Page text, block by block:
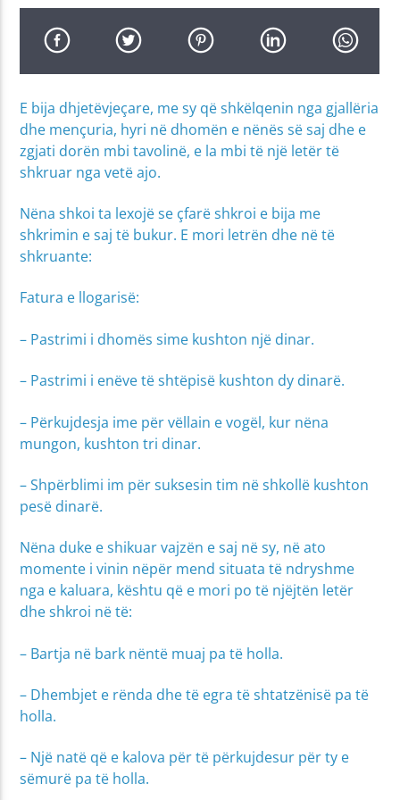
E bija dhjetëvjeçare, me sy që shkëlqenin nga gjallëria
dhe mençuria, hyri në dhomën e nënës së saj dhe e
zgjati dorën mbi tavolinë, e la mbi të një letër të
shkruar nga vetë ajo.
Nëna shkoi ta lexojë se çfarë shkroi e bija me
shkrimin e saj të bukur. E mori letrën dhe në të
shkru­ante:
Fatura e llogarisë:
– Pastrimi i dhomës sime kushton një dinar.
– Pastrimi i enëve të shtëpisë kushton dy dinarë.
– Përkujdesja ime për vëllain e vogël, kur nëna
mungon, kushton tri dinar.
– Shpërblimi im për suksesin tim në shkollë kushton
pesë dinarë.
Nëna duke e shikuar vajzën e saj në sy, në ato
momente i vinin nëpër mend situata të ndryshme
nga e kaluara, kështu që e mori po të njëjtën letër
dhe shkroi në të:
– Bartja në bark nëntë muaj pa të holla.
– Dhembjet e rënda dhe të egra të shtatzënisë pa të
holla.
– Një natë që e kalova për të përkujdesur për ty e
sëmurë pa të holla.